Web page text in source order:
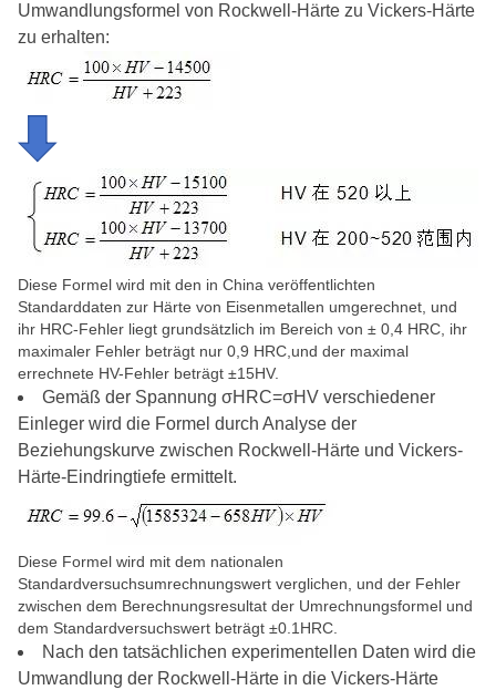
Umwandlungsformel von Rockwell-Härte zu Vickers-Härte
zu erhalten:
Diese Formel wird mit den in China veröffentlichten
Standarddaten zur Härte von Eisenmetallen umgerechnet, und
ihr HRC-Fehler liegt grundsätzlich im Bereich von ± 0,4 HRC, ihr
maximaler Fehler beträgt nur 0,9 HRC,und der maximal
errechnete HV-Fehler beträgt ±15HV.
Gemäß der Spannung σHRC=σHV verschiedener
Einleger wird die Formel durch Analyse der
Beziehungskurve zwischen Rockwell-Härte und Vickers-
Härte-Eindringtiefe ermittelt.
Diese Formel wird mit dem nationalen
Standardversuchsumrechnungswert verglichen, und der Fehler
zwischen dem Berechnungsresultat der Umrechnungsformel und
dem Standardversuchswert beträgt ±0.1HRC.
Nach den tatsächlichen experimentellen Daten wird die
Umwandlung der Rockwell-Härte in die Vickers-Härte